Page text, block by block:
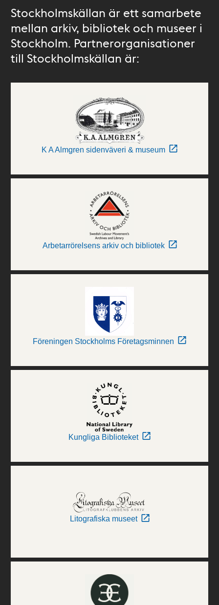
Stockholmskällan är ett samarbete
mellan arkiv, bibliotek och museer i
Stockholm. Partnerorganisationer
till Stockholmskällan är:
K A Almgren sidenväveri & museum
Arbetarrörelsens arkiv och bibliotek
Föreningen Stockholms Företagsminnen
Kungliga Biblioteket
Litografiska museet